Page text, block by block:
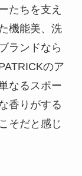
たちを支え
機能美、洗
ランドなら
のア
なるスポー
香りがする
そだと感じ